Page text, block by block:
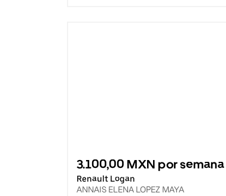
3.100,00 MXN por semana
Renault Logan
ANNAIS ELENA LOPEZ MAYA